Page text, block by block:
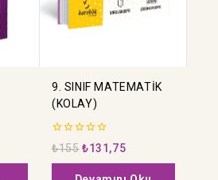
9. SINIF MATEMATİK
(KOLAY)
0
5
üzerinden
₺155 ₺131,75